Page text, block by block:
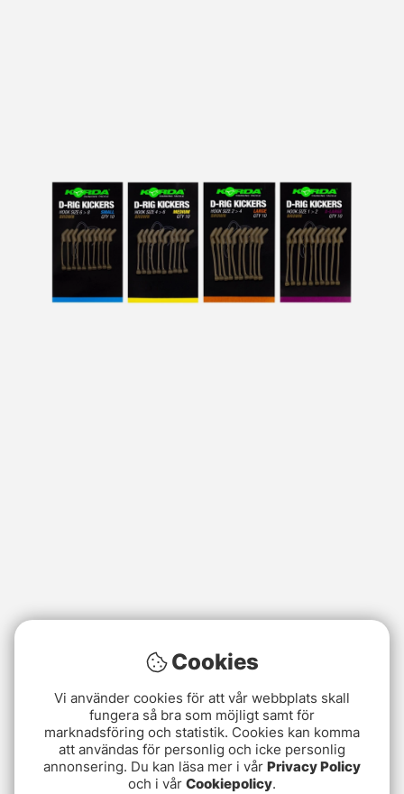
Cookies
Vi använder cookies för att vår webbplats skall
fungera så bra som möjligt samt för
marknadsföring och statistik. Cookies kan komma
att användas för personlig och icke personlig
annonsering. Du kan läsa mer i vår Privacy Policy
och i vår Cookiepolicy.